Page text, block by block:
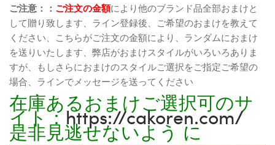
ご注意：： ご注文の金額により他のブランド品全部おまけと
して贈り致します、ライン登録後、ご希望のおまけを教えて
ください、こちらがご注文の金額により、ランダムにおまけ
を送りいたします、弊店がおまけスタイルがいろいろありま
すが、もしさらにおまけのスタイルご選択をご指定ご希望の
場合、ラインでメッセージを送ってください
在庫あるおまけご選択可のサ
イト：https://cakoren.com/
是非見逃せないよう に